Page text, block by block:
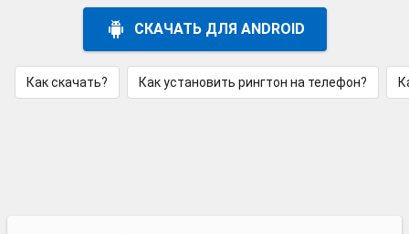
СКАЧАТЬ ДЛЯ ANDROID
Как скачать? Как установить рингтон на телефон?